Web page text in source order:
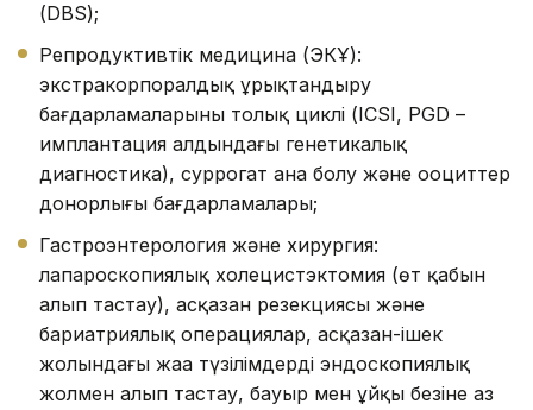
(DBS);
Репродуктивтік медицина (ЭКҰ):
экстракорпоралдық ұрықтандыру
бағдарламаларының толық циклі (ICSI, PGD –
имплантация алдындағы генетикалық
диагностика), суррогат ана болу және ооциттер
донорлығы бағдарламалары;
Гастроэнтерология және хирургия:
лапароскопиялық холецистэктомия (өт қабын
алып тастау), асқазан резекциясы және
бариатриялық операциялар, асқазан-ішек
жолындағы жаңа түзілімдерді эндоскопиялық
жолмен алып тастау, бауыр мен ұйқы безіне аз